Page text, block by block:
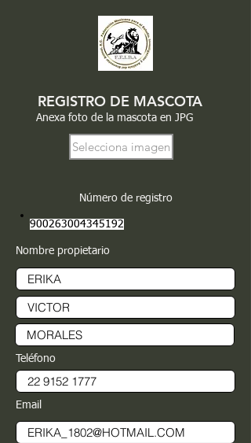
REGISTRO DE MASCOTA
Anexa foto de la mascota en JPG
Selecciona imagen
Número de registro
900263004345192
Nombre propietario
Teléfono
Email